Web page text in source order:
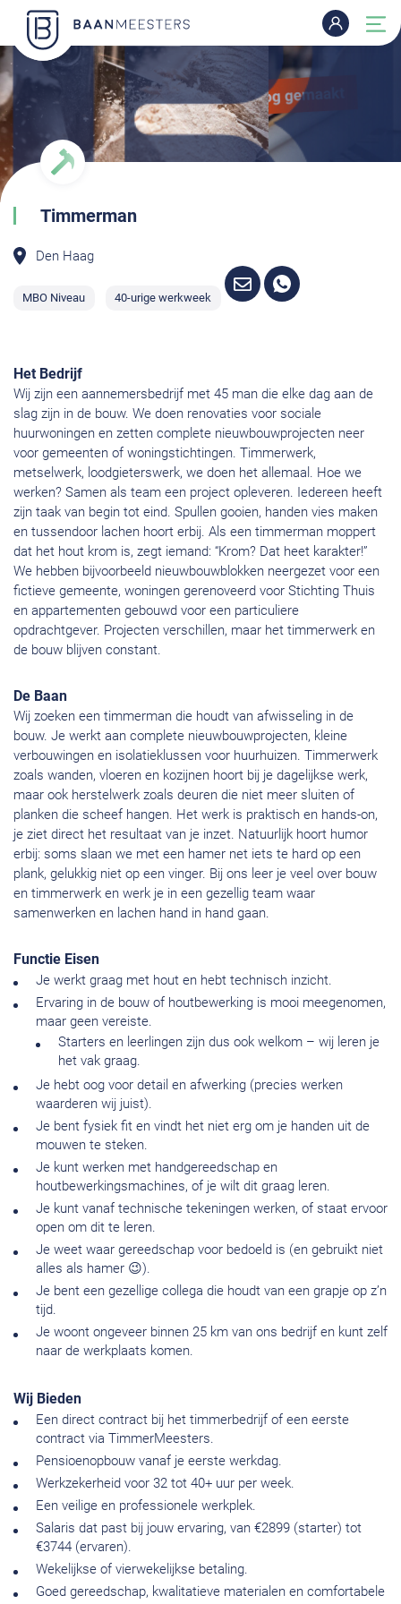
Timmerman
Den Haag
MBO Niveau 40-urige werkweek
Het Bedrijf
Wij zijn een aannemersbedrijf met 45 man die elke dag aan de
slag zijn in de bouw. We doen renovaties voor sociale
huurwoningen en zetten complete nieuwbouwprojecten neer
voor gemeenten of woningstichtingen. Timmerwerk,
metselwerk, loodgieterswerk, we doen het allemaal. Hoe we
werken? Samen als team een project opleveren. Iedereen heeft
zijn taak van begin tot eind. Spullen gooien, handen vies maken
en tussendoor lachen hoort erbij. Als een timmerman moppert
dat het hout krom is, zegt iemand: “Krom? Dat heet karakter!”
We hebben bijvoorbeeld nieuwbouwblokken neergezet voor een
fictieve gemeente, woningen gerenoveerd voor Stichting Thuis
en appartementen gebouwd voor een particuliere
opdrachtgever. Projecten verschillen, maar het timmerwerk en
de bouw blijven constant.
De Baan
Wij zoeken een timmerman die houdt van afwisseling in de
bouw. Je werkt aan complete nieuwbouwprojecten, kleine
verbouwingen en isolatieklussen voor huurhuizen. Timmerwerk
zoals wanden, vloeren en kozijnen hoort bij je dagelijkse werk,
maar ook herstelwerk zoals deuren die niet meer sluiten of
planken die scheef hangen. Het werk is praktisch en hands-on,
je ziet direct het resultaat van je inzet. Natuurlijk hoort humor
erbij: soms slaan we met een hamer net iets te hard op een
plank, gelukkig niet op een vinger. Bij ons leer je veel over bouw
en timmerwerk en werk je in een gezellig team waar
samenwerken en lachen hand in hand gaan.
Functie Eisen
Je werkt graag met hout en hebt technisch inzicht.
Ervaring in de bouw of houtbewerking is mooi meegenomen,
maar geen vereiste.
Starters en leerlingen zijn dus ook welkom – wij leren je
het vak graag.
Je hebt oog voor detail en afwerking (precies werken
waarderen wij juist).
Je bent fysiek fit en vindt het niet erg om je handen uit de
mouwen te steken.
Je kunt werken met handgereedschap en
houtbewerkingsmachines, of je wilt dit graag leren.
Je kunt vanaf technische tekeningen werken, of staat ervoor
open om dit te leren.
Je weet waar gereedschap voor bedoeld is (en gebruikt niet
alles als hamer 😉).
Je bent een gezellige collega die houdt van een grapje op z’n
tijd.
Je woont ongeveer binnen 25 km van ons bedrijf en kunt zelf
naar de werkplaats komen.
Wij Bieden
Een direct contract bij het timmerbedrijf of een eerste
contract via TimmerMeesters.
Pensioenopbouw vanaf je eerste werkdag.
Werkzekerheid voor 32 tot 40+ uur per week.
Een veilige en professionele werkplek.
Salaris dat past bij jouw ervaring, van €2899 (starter) tot
€3744 (ervaren).
Wekelijkse of vierwekelijkse betaling.
Goed gereedschap, kwalitatieve materialen en comfortabele